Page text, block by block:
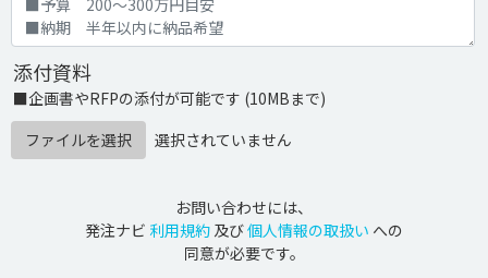
添付資料
■企画書やRFPの添付が可能です (10MBまで)
ファイルを選択
選択されていません
お問い合わせには、
発注ナビ 利用規約 及び個人情報の取扱い への
同意が必要です。